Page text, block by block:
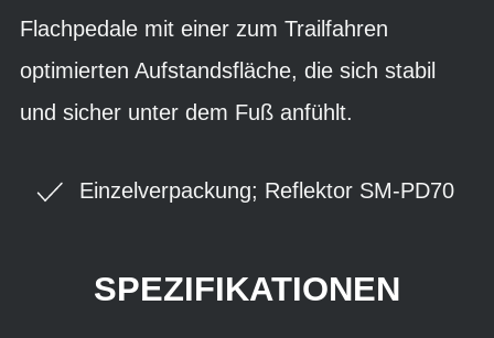
Flachpedale mit einer zum Trailfahren
optimierten Aufstandsfläche, die sich stabil
und sicher unter dem Fuß anfühlt.
Einzelverpackung; Reflektor SM-PD70
SPEZIFIKATIONEN